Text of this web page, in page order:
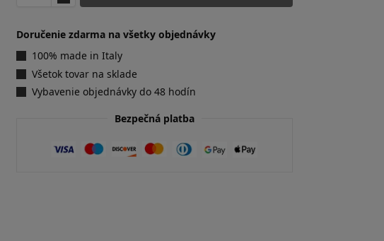
Doručenie zdarma na všetky objednávky
100% made in Italy
Všetok tovar na sklade
Vybavenie objednávky do 48 hodín
Bezpečná platba